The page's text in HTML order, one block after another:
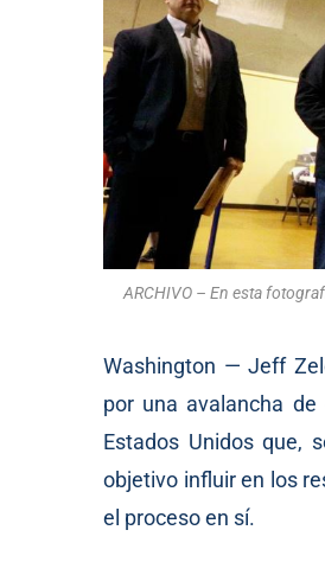
ARCHIVO – En esta
Washington — Jeff
por una avalancha
Estados Unidos que,
objetivo influir en los
el proceso en sí.